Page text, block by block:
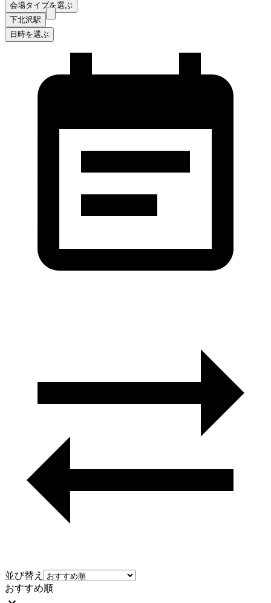
会場タイプを選ぶ
下北沢駅
日時を選ぶ
並び替え
おすすめ順